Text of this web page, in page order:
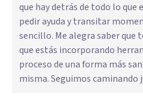
que hay detrás de todo lo
pedir ayuda y transitar
sencillo. Me alegra saber que
que estás incorporando
proceso de una forma más
misma. Seguimos caminando